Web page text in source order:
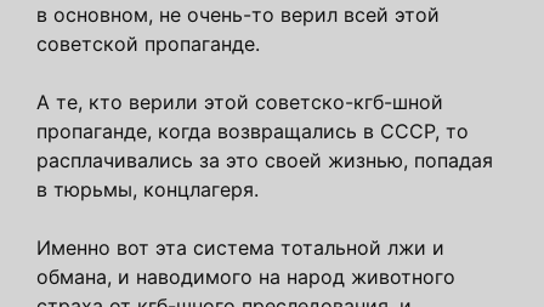
в основном, не очень-то верил всей этой
советской пропаганде.
А те, кто верили этой советско-кгб-шной
пропаганде, когда возвращались в СССР, то
расплачивались за это своей жизнью, попадая
в тюрьмы, концлагеря.
Именно вот эта система тотальной лжи и
обмана, и наводимого на народ животного